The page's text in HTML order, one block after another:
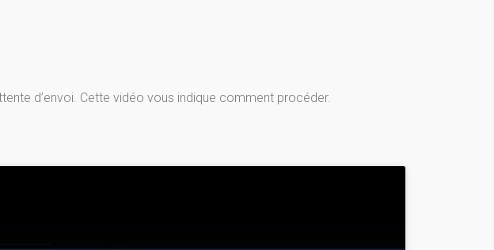
d’envoi. Cette vidéo vous indique comment procéder.